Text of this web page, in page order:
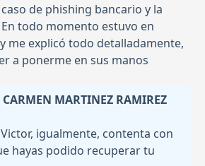
de phishing bancario y la
todo momento estuvo en
me explicó todo detalladamente,
a ponerme en sus manos
CARMEN MARTINEZ RAMIREZ
igualmente, contenta con
hayas podido recuperar tu